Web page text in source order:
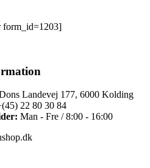
form_id=1203]
Landevej 177, 6000 Kolding
22 80 30 84
Man - Fre / 8:00 - 16:00